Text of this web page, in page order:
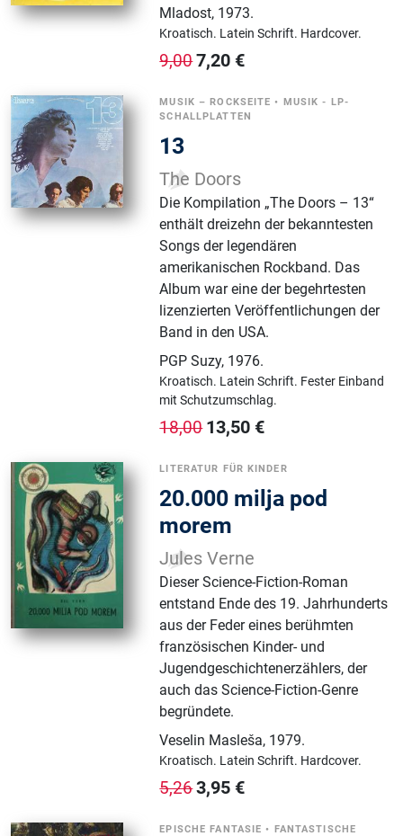
Mladost, 1973.
Kroatisch. Latein Schrift. Hardcover.
9,007,20 €
MUSIK – ROCKSEITE • MUSIK - LP-
SCHALLPLATTEN
13
The Doors
Die Kompilation „The Doors – 13“
enthält dreizehn der bekanntesten
Songs der legendären
amerikanischen Rockband. Das
Album war eine der begehrtesten
lizenzierten Veröffentlichungen der
Band in den USA.
PGP Suzy, 1976.
Kroatisch. Latein Schrift. Fester Einband
mit Schutzumschlag.
18,00 13,50 €
LITERATUR FÜR KINDER
20.000 milja pod
morem
Jules Verne
Dieser Science-Fiction-Roman
entstand Ende des 19. Jahrhunderts
aus der Feder eines berühmten
französischen Kinder- und
Jugendgeschichtenerzählers, der
auch das Science-Fiction-Genre
begründete.
Veselin Masleša, 1979.
Kroatisch. Latein Schrift. Hardcover.
5,263,95 €
EPISCHE FANTASIE • FANTASTISCHE